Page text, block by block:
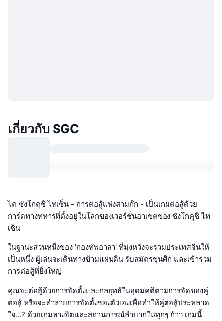
เกี่ยวกับ SGC
ไค ซังโกคุชิ ไทเซ็น - การต่อสู้แห่งสามก๊ก - เป็นเกมต่อสู้ด้วย
การ์ดทางทหารที่ตั้งอยู่ในโลกของเวอร์ชั่นอาเขตของ ซังโกคุชิ ไท
เซ็น
ในฐานะส่วนหนึ่งของ 'กองทัพอาสา' ที่มุ่งหวังจะรวมประเทศจีนให้
เป็นหนึ่ง ผู้เล่นจะเดินทางข้ามแผ่นดิน รับสมัครขุนศึก และเข้าร่วม
การต่อสู้ที่ยิ่งใหญ่
คุณจะต่อสู้ด้วยการจัดตั้งและกลยุทธ์ในอุดมคติตามการจัดของคู่
ต่อสู้ หรือจะทำลายการจัดตั้งของตัวเองเพื่อทำให้คู่ต่อสู้ประหลาด
ใจ...? ด้วยเกมทางจิตและสถานการณ์ลำบากในทุกๆ ก้าว เกมนี้